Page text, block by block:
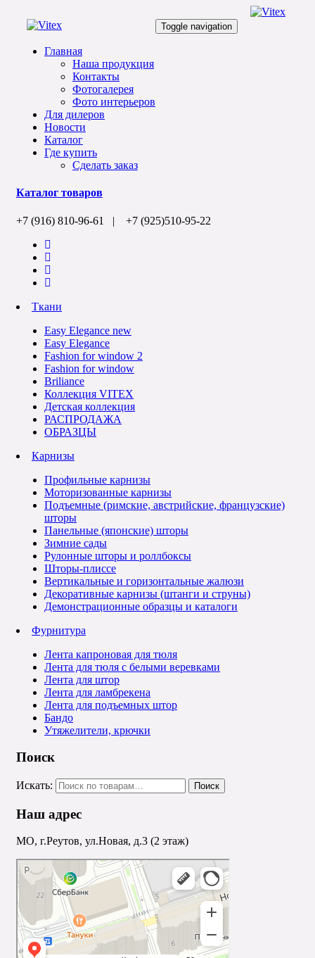
Toggle navigation
Главная
Наша продукция
Контакты
Фотогалерея
Фото интерьеров
Для дилеров
Новости
Каталог
Где купить
Сделать заказ
Каталог товаров
+7 (916) 810-96-61 | +7 (925)510-95-22
Ткани
Easy Elegance new
Easy Elegance
Fashion for window 2
Fashion for window
Briliance
Коллекция VITEX
Детская коллекция
РАСПРОДАЖА
ОБРАЗЦЫ
Карнизы
Профильные карнизы
Моторизованные карнизы
Подъемные (римские, австрийские, французские)
шторы
Панельные (японские) шторы
Зимние сады
Рулонные шторы и роллбоксы
Шторы-плиссе
Вертикальные и горизонтальные жалюзи
Декоративные карнизы (штанги и струны)
Демонстрационные образцы и каталоги
Фурнитура
Лента капроновая для тюля
Лента для тюля с белыми веревками
Лента для штор
Лента для ламбрекена
Лента для подъемных штор
Бандо
Утяжелители, крючки
Поиск
Искать:
Наш адрес
МО, г.Реутов, ул.Новая, д.3 (2 этаж)
Реутов
Реутов — Яндекс.Карты